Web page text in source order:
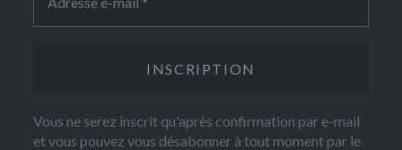
Vous ne serez inscrit qu'après confirmation par e-mail
et vous pouvez vous désabonner à tout moment par le